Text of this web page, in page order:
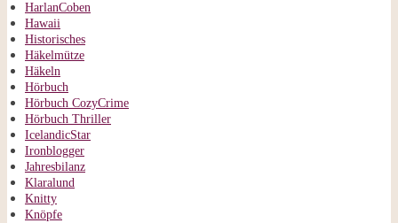
HarlanCoben
Hawaii
Historisches
Häkelmütze
Häkeln
Hörbuch
Hörbuch CozyCrime
Hörbuch Thriller
IcelandicStar
Ironblogger
Jahresbilanz
Klaralund
Knitty
Knöpfe